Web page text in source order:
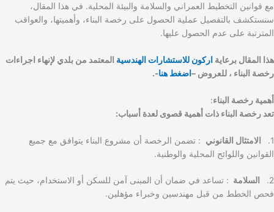
مع قوانين التخطيط العمراني والسلامة والبيئة المحلية. في هذا المقال،
سنستكشف بالتفصيل عملية الحصول على رخصة البناء، وأهميتها، والعواقب
المترتبة على عدم الحصول عليها.
هذا المقال برعاية اركون للاستشارات الهندسية المعتمد من بلدي لإنهاء اجراءات
رخصة البناء ، للعروض – اضغط هنا-.
أهمية رخصة البناء:
تعد رخصة البناء ذات أهمية قصوى لعدة أسباب:
1. الامتثال القانوني : تضمن الرخصة أن مشروع البناء يتوافق مع جميع
القوانين واللوائح المحلية والوطنية.
2. السلامة : تساعد في ضمان أن المبنى آمن للسكن أو الاستخدام، حيث يتم
فحص الخطط من قبل مهندسين وخبراء مؤهلين.